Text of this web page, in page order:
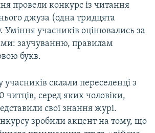
провели конкурс із читання
джуза (одна тридцята
Уміння учасників оцінювались за
заучуванню, правилам
букв.
склали переселенці з
читців, серед яких чоловіки,
свої знання журі.
зробили акцент на тому, що